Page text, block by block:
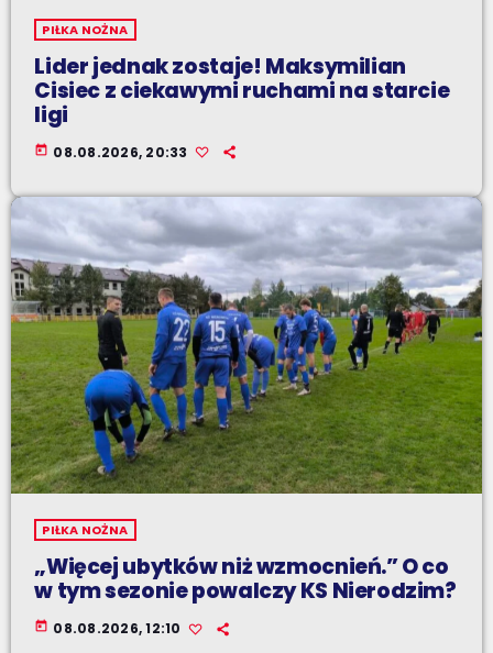
PIŁKA NOŻNA
Lider jednak zostaje! Maksymilian
Cisiec z ciekawymi ruchami na starcie
ligi
today 08.08.2026, 20:33
PIŁKA NOŻNA
„Więcej ubytków niż wzmocnień.” O co
w tym sezonie powalczy KS Nierodzim?
today 08.08.2026, 12:10